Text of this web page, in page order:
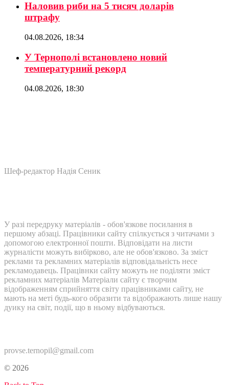
Наловив риби на 5 тисяч доларів
штрафу
04.08.2026, 18:34
У Тернополі встановлено новий
температурний рекорд
04.08.2026, 18:30
Шеф-редактор Надія Сеник
У разі передруку матеріалів - обов'язкове посилання в
першому абзаці. Працівники сайту спілкується з читачами з
допомогою електронної пошти. Відповідати на листи
журналісти можуть вибірково, але не обов'язково. За зміст
реклами та рекламних матеріалів відповідальність несе
рекламодавець. Працівнки сайту можуть не поділяти зміст
рекламних матеріалів Матеріали сайту є творчим
відображенням сприйняття світу працівниками сайту, не
мають на меті будь-кого образити та відображають лише нашу
дуику на світ, події, що в ньому відбуваються.
provse.ternopil@gmail.com
© 2026